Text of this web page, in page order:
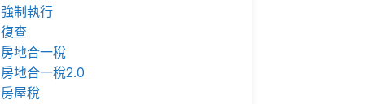
強制執行
復查
房地合一稅
房地合一稅2.0
房屋稅